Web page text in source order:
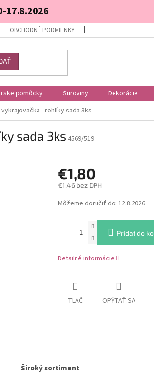
17.8.2026
OBCHODNÉ PODMIENKY
pomôcky Suroviny Dekorácie
- rohlíky sada 3ks
sada 3ks 4569/519
€1,80
€1,46 bez DPH
Jednotková
cena:
Môžeme doručiť do: 12.8.2026
Pridať do
Detailné informácie
TLAČ OPÝTAŤ SA
Široký sortiment